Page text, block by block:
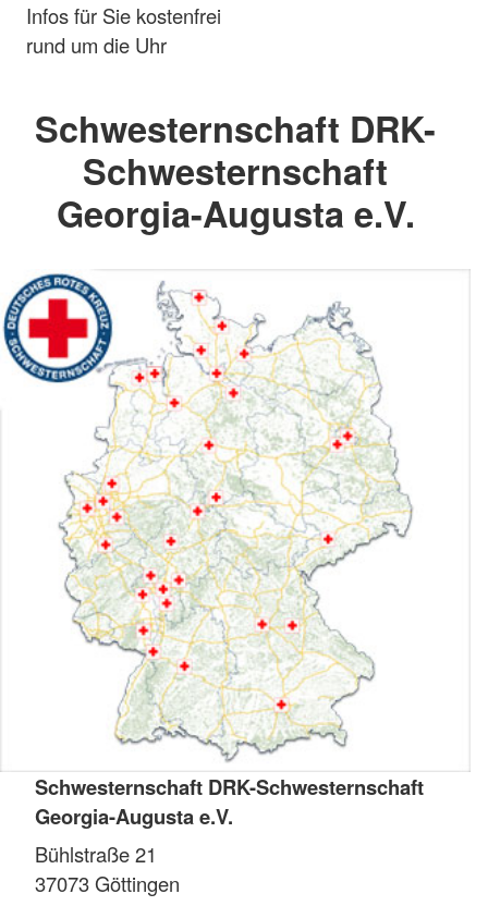
Infos für Sie kostenfrei
rund um die Uhr
Schwesternschaft DRK-
Schwesternschaft
Georgia-Augusta e.V.
Schwesternschaft DRK-Schwesternschaft
Georgia-Augusta e.V.
Bühlstraße 21
37073Göttingen